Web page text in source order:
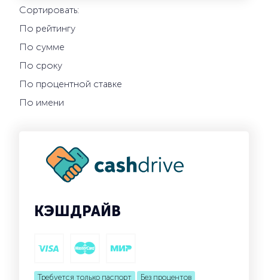
Сортировать:
По рейтингу
По сумме
По сроку
По процентной ставке
По имени
КЭШДРАЙВ
Требуется только паспорт
Без процентов